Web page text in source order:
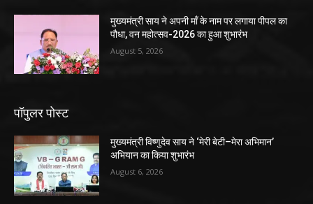
मुख्यमंत्री साय ने अपनी माँ के नाम पर लगाया पीपल का
पौधा, वन महोत्सव-2026 का हुआ शुभारंभ
August 5, 2026
पॉपुलर पोस्ट
मुख्यमंत्री विष्णुदेव साय ने ‘मेरी बेटी–मेरा अभिमान’
अभियान का किया शुभारंभ
August 6, 2026